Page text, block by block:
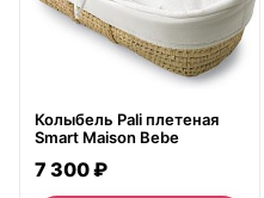
Колыбель Pali плетеная
Smart Maison Bebe
7 300 ₽